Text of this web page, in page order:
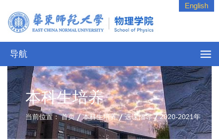
English
导航
本科生培养
当前位置：首页 本科生培养 选课指导 2020-2021年